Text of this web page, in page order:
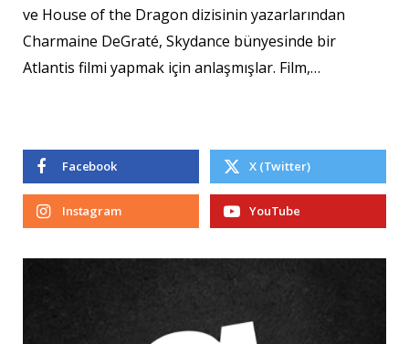
ve House of the Dragon dizisinin yazarlarından
Charmaine DeGraté, Skydance bünyesinde bir
Atlantis filmi yapmak için anlaşmışlar. Film,…
Facebook X (Twitter)
Instagram YouTube